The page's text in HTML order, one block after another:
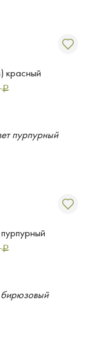
красный
Р
Р